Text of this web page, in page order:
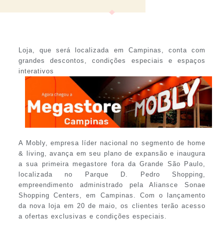
Loja, que será localizada em Campinas, conta com
grandes descontos, condições especiais e espaços
interativos
A Mobly, empresa líder nacional no segmento de home
& living, avança em seu plano de expansão e inaugura
a sua primeira megastore fora da Grande São Paulo,
localizada no Parque D. Pedro Shopping,
empreendimento administrado pela Aliansce Sonae
Shopping Centers, em Campinas. Com o lançamento
da nova loja em 20 de maio, os clientes terão acesso
a ofertas exclusivas e condições especiais.